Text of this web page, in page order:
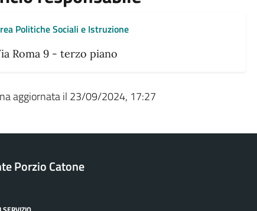
Politiche Sociali e Istruzione
Roma 9 - terzo piano
aggiornata il 23/09/2024, 17:27
Porzio Catone